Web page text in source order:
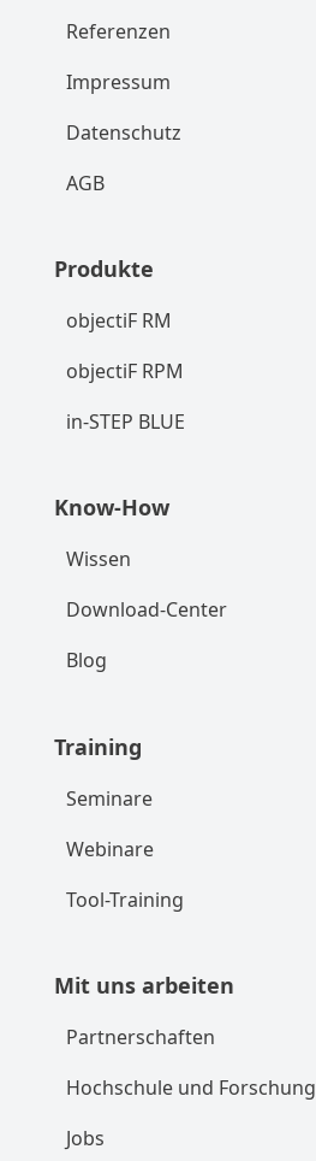
Referenzen
Impressum
Datenschutz
AGB
Produkte
objectiF RM
objectiF RPM
in-STEP BLUE
Know-How
Wissen
Download-Center
Blog
Training
Seminare
Webinare
Tool-Training
Mit uns arbeiten
Partnerschaften
Hochschule und Forschung
Jobs